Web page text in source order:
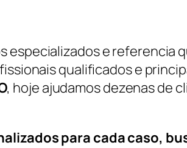
especializados e
qualificados e
, hoje ajudamos dezenas de
para cada caso,